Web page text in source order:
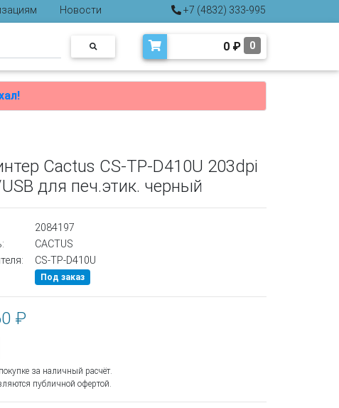
Новости
+7 (4832) 333-995
0 ₽ 0
Cactus CS-TP-D410U 203dpi
для печ.этик. черный
2084197
CACTUS
CS-TP-D410U
Под заказ
₽
за наличный расчёт.
публичной офертой.